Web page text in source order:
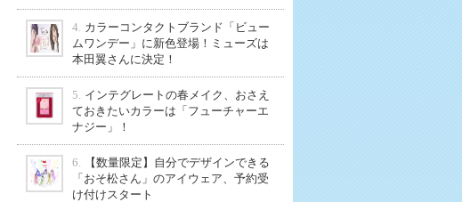
4. カラーコンタクトブランド「ビュー
ムワンデー」に新色登場！ミューズは
本田翼さんに決定！
5. インテグレートの春メイク、おさえ
ておきたいカラーは「フューチャーエ
ナジー」！
6.
【数量限定】自分でデザインできる
「おそ松さん」のアイウェア、予約受
け付けスタート